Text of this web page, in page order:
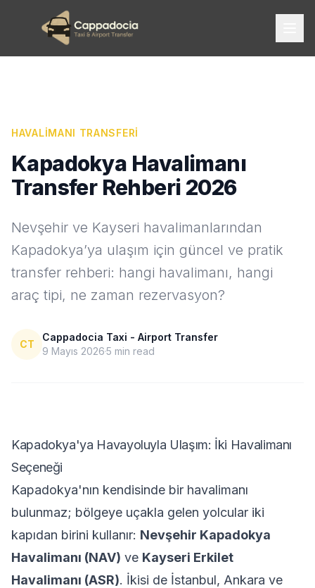
HAVALIMANI TRANSFERI
Kapadokya Havalimanı
Transfer Rehberi 2026
Nevşehir ve Kayseri havalimanlarından
Kapadokya’ya ulaşım için güncel ve pratik
transfer rehberi: hangi havalimanı, hangi
araç tipi, ne zaman rezervasyon?
CT
Cappadocia Taxi - Airport Transfer
9 Mayıs 20265 min read
Kapadokya'ya Havayoluyla Ulaşım: İki Havalimanı
Seçeneği
Kapadokya'nın kendisinde bir havalimanı
bulunmaz; bölgeye uçakla gelen yolcular iki
kapıdan birini kullanır: Nevşehir Kapadokya
Havalimanı (NAV) ve Kayseri Erkilet
Havalimanı (ASR). İkisi de İstanbul, Ankara ve